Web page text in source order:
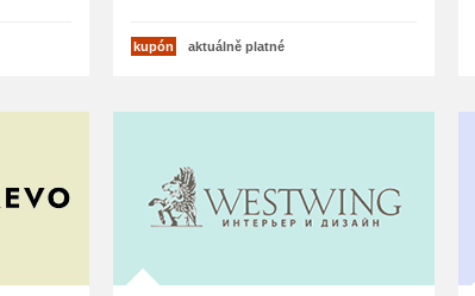
kupón aktuálně platné